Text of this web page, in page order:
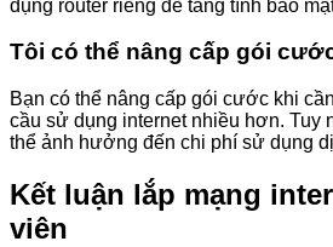
dụng router riêng để tăng tính bảo
Tôi có thể nâng cấp gói
Bạn có thể nâng cấp gói cước khi
cầu sử dụng internet nhiều hơn. Tuy
thể ảnh hưởng đến chi phí sử dụng
Kết luận lắp mạng
viên